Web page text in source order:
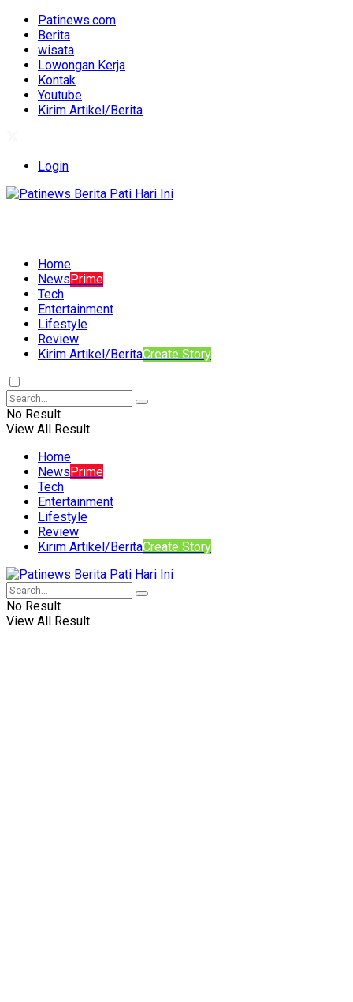
Patinews.com
Berita
wisata
Lowongan Kerja
Kontak
Youtube
Kirim Artikel/Berita
Login
Home
NewsPrime
Tech
Entertainment
Lifestyle
Review
Kirim Artikel/BeritaCreate Story
No Result
View All Result
Home
NewsPrime
Tech
Entertainment
Lifestyle
Review
Kirim Artikel/BeritaCreate Story
No Result
View All Result